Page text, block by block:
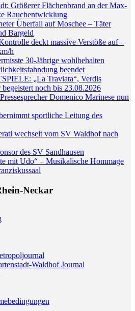
Größerer Flächenbrand an der Max-
Rauchentwicklung
Überfall auf Moschee – Täter
Bargeld
deckt massive Verstöße auf –
h
30-Jährige wohlbehalten
beendet
„La Traviata“, Verdis
noch bis 23.08.2026
Domenico Marinese nun
sportliche Leitung des
wechselt vom SV Waldhof nach
des SV Sandhausen
mit Udo“ – Musikalische Hommage
Neckar
Waldhof Journal